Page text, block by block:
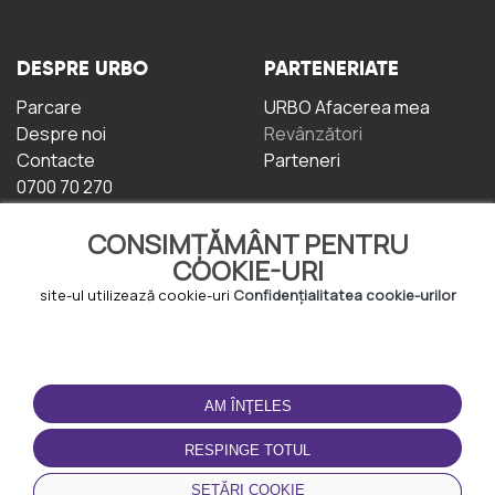
CONSIMȚĂMÂNT PENTRU
COOKIE-URI
site-ul utilizează cookie-uri Confidențialitatea cookie-urilor
AM ÎNŢELES
RESPINGE TOTUL
SETĂRI COOKIE
DESPRE URBO
Parcare
Despre noi
Contacte
0700 70 270
PARTENERIATE
URBO Afacerea mea
Revânzători
Parteneri
TERMENI DE UTILIZARE
Termeni și condiții
Politica de
Confidențialitate
Politica de cookie-uri
DESCĂRCAȚI
APLICAȚIA